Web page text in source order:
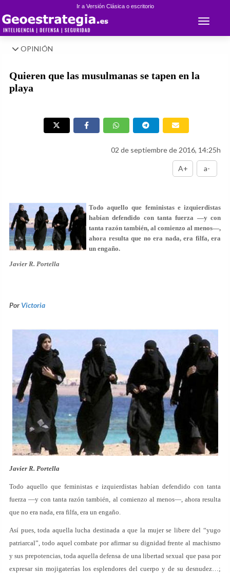
Ir a Versión Clásica o escritorio
Toggle
OPINIÓN
Quieren que las musulmanas se tapen en la
playa
02 de septiembre de 2016, 14:25h
A+ a-
Todo aquello que feministas e izquierdistas
habían defendido con tanta fuerza —y con
tanta razón también, al comienzo al menos—,
ahora resulta que no era nada, era filfa, era
un engaño.
Javier R. Portella
PorVictoria
Javier R. Portella
Todo aquello que feministas e izquierdistas habían defendido con tanta
fuerza —y con tanta razón también, al comienzo al menos—, ahora resulta
que no era nada, era filfa, era un engaño.
Así pues, toda aquella lucha destinada a que la mujer se libere del “yugo
patriarcal”, todo aquel combate por afirmar su dignidad frente al machismo
y sus prepotencias, toda aquella defensa de una libertad sexual que pasa por
expresar sin mojigaterías los esplendores del cuerpo y de su desnudez…;